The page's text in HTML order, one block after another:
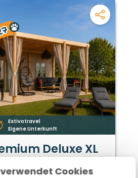
Cookies
Estivotravel
Eigene Unterkunft
Deluxe XL
C1